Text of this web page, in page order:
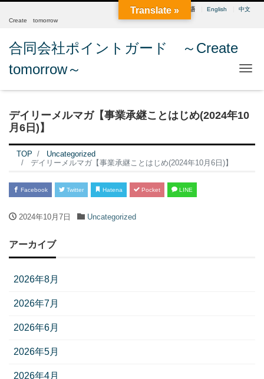
日本語 English
中文
Create tomorrow
合同会社ポイントガード ～Create
tomorrow～
デイリーメルマガ【事業承継ことはじめ(2024年10
月6日)】
TOP
Uncategorized
デイリーメルマガ【事業承継ことはじめ(2024年10月6日)】
Facebook Twitter Hatena Pocket LINE
2024年10月7日 Uncategorized
アーカイブ
2026年8月
2026年7月
2026年6月
2026年5月
2026年4月
Translate »